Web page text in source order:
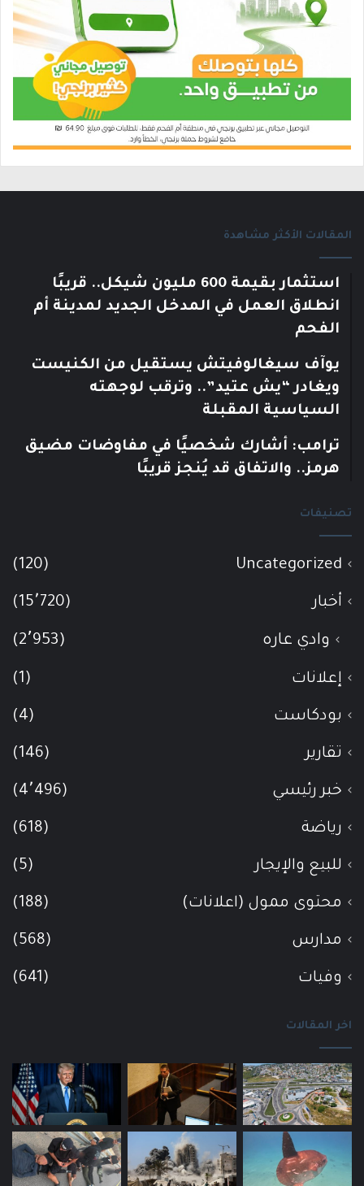
المقالات الأكثر مشاهدة
استثمار بقيمة 600 مليون شيكل.. قريبًا
انطلاق العمل في المدخل الجديد لمدينة أم
الفحم
يوآف سيغالوفيتش يستقيل من الكنيست
ويغادر “يش عتيد”.. وترقب لوجهته
السياسية المقبلة
ترامب: أشارك شخصيًا في مفاوضات مضيق
هرمز.. والاتفاق قد يُنجز قريبًا
تصنيفات
Uncategorized
(120)
أخبار (15٬720)
وادي عاره (2٬953)
إعلانات (1)
بودكاست (4)
تقارير (146)
خبر رئيسي (4٬496)
رياضة (618)
للبيع والإيجار (5)
محتوى ممول (اعلانات) (188)
مدارس (568)
وفيات (641)
اخر المقالات